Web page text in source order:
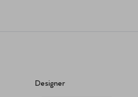
Designer